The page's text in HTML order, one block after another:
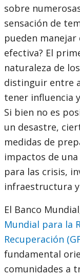
sobre
sensación de
pueden manejar
efectiva? El
naturaleza de
distinguir entre
tener influencia
Si bien no es
un desastre,
medidas de
impactos de
para las crisis,
infraestructura
El Banco
Mundial para la
Recuperación
fundamental
comunidades a